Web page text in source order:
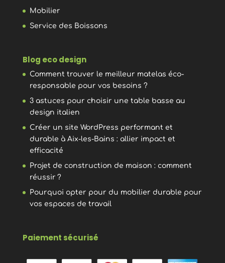
Mobilier
Service des Boissons
Blog eco design
Comment trouver le meilleur matelas éco-
responsable pour vos besoins ?
3 astuces pour choisir une table basse au
design italien
Créer un site WordPress performant et
durable à Aix-les-Bains : allier impact et
efficacité
Projet de construction de maison : comment
réussir ?
Pourquoi opter pour du mobilier durable pour
vos espaces de travail
Paiement sécurisé